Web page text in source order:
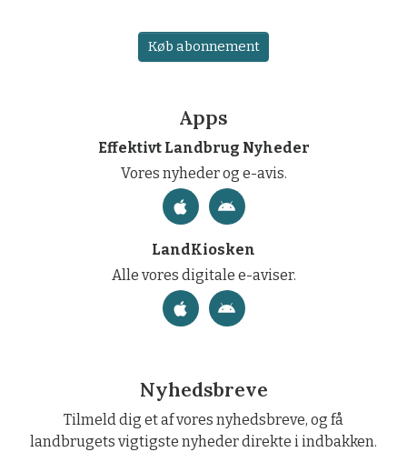
Køb abonnement
Apps
Effektivt Landbrug Nyheder
Vores nyheder og e-avis.
LandKiosken
Alle vores digitale e-aviser.
Nyhedsbreve
Tilmeld dig et af vores nyhedsbreve, og få
landbrugets vigtigste nyheder direkte i indbakken.